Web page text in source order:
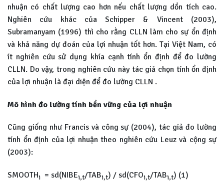
nhuận có chất lượng cao hơn nếu chất lượng dồn tích cao.
Nghiên cứu khác của Schipper & Vincent (2003),
Subramanyam (1996) thì cho rằng CLLN làm cho sự ổn định
và khả năng dự đoán của lợi nhuận tốt hơn. Tại Việt Nam, có
ít nghiên cứu sử dụng khía cạnh tính ổn định để đo lường
CLLN. Do vậy, trong nghiên cứu này tác giả chọn tính ổn định
của lợi nhuận là đại diện để đo lường CLLN .
Mô hình đo lường tính bền vững của lợi nhuận
Cũng giống như Francis và công sự (2004), tác giả đo lường
tính ổn định của lợi nhuận theo nghiên cứu Leuz và cộng sự
(2003):
SMOOTHi = sd(NIBEi,t/TABi,t) / sd(CFOi,t/TABi,t) (1)